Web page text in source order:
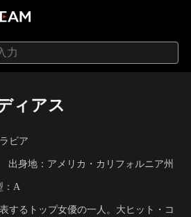
ィアス
ビア
出身地：アメリカ・カリフォルニア州
：A
するトップ女優の一人。大ヒット・コ